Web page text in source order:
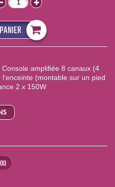
amplifiée 8 canaux (4
(montable sur un pied
2 x 150W